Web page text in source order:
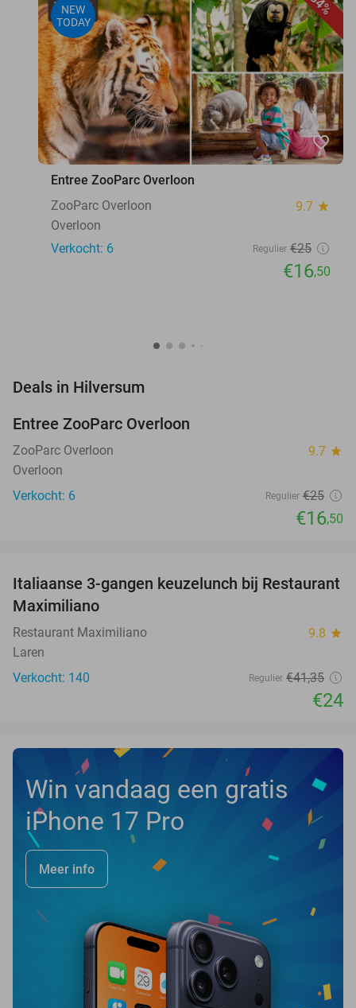
NEW
TODAY
favorite_border
Entree ZooParc Overloon
ZooParc Overloon
9.7 star
Overloon
Verkocht: 6
Regulier €25
€16,50
Deals in Hilversum
TODAY
Entree ZooParc Overloon
ZooParc Overloon 9.7 star
Overloon
Verkocht: 6
Regulier €25
€16,50
42%
Italiaanse 3-gangen keuzelunch bij Restaurant
Maximiliano
Restaurant Maximiliano 9.8 star
Laren
Verkocht: 140
Regulier €41,35
€24
Win vandaag een gratis
iPhone 17 Pro
Meer info